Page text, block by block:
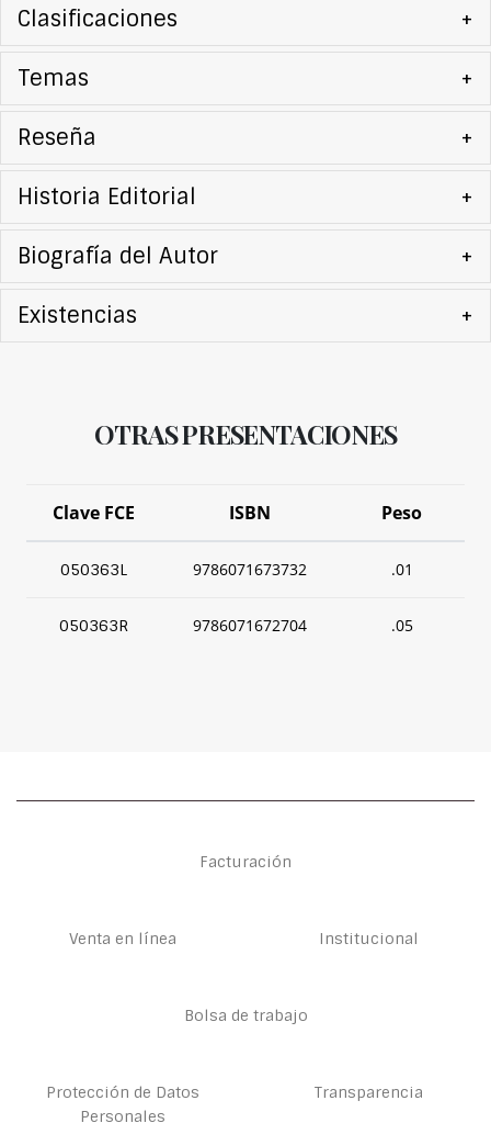
Clasificaciones +
Temas +
Reseña +
Historia Editorial +
Biografía del Autor +
Existencias +
OTRAS PRESENTACIONES
Clave FCE ISBN Peso
050363L 9786071673732 .01
050363R 9786071672704 .05
Facturación
Venta en línea Institucional
Bolsa de trabajo
Protección de Datos
Personales
Transparencia